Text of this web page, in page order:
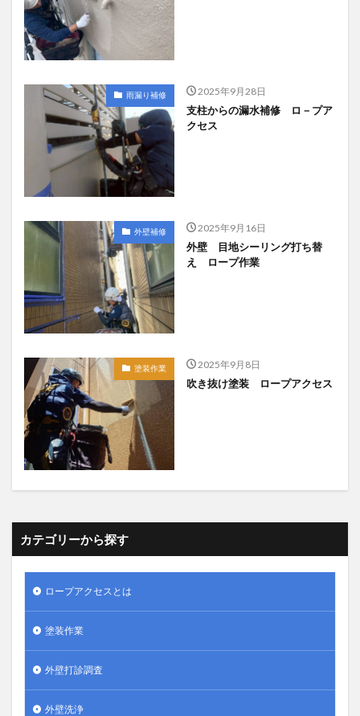
雨漏り補修 2025年9月28日
支柱からの漏水補修 ロ－プア
クセス
外壁補修 2025年9月16日
外壁 目地シーリング打ち替
え ロープ作業
塗装作業 2025年9月8日
吹き抜け塗装 ロープアクセス
カテゴリーから探す
ロープアクセスとは
塗装作業
外壁打診調査
外壁洗浄